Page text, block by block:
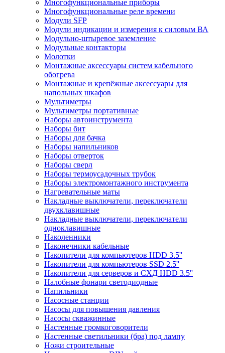
Многофункциональные приборы
Многофункциональные реле времени
Модули SFP
Модули индикации и измерения к силовым ВА
Модульно-штыревое заземление
Модульные контакторы
Молотки
Монтажные аксессуары систем кабельного
обогрева
Монтажные и крепёжные аксессуары для
напольных шкафов
Мультиметры
Мультиметры портативные
Наборы автоинструмента
Наборы бит
Наборы для бачка
Наборы напильников
Наборы отверток
Наборы сверл
Наборы термоусадочных трубок
Наборы электромонтажного инструмента
Нагревательные маты
Накладные выключатели, переключатели
двухклавишные
Накладные выключатели, переключатели
одноклавишные
Наколенники
Наконечники кабельные
Накопители для компьютеров HDD 3.5''
Накопители для компьютеров SSD 2.5''
Накопители для серверов и СХД HDD 3.5''
Налобные фонари светодиодные
Напильники
Насосные станции
Насосы для повышения давления
Насосы скважинные
Настенные громкоговорители
Настенные светильники (бра) под лампу
Ножи строительные